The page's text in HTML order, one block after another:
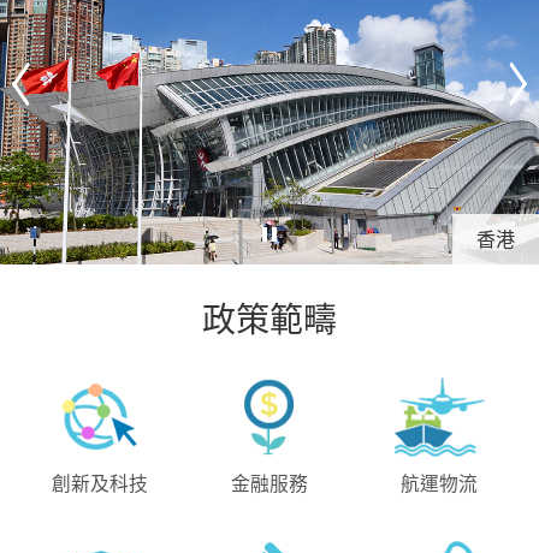
香港
政策範疇
創新及科技 金融服務 航運物流